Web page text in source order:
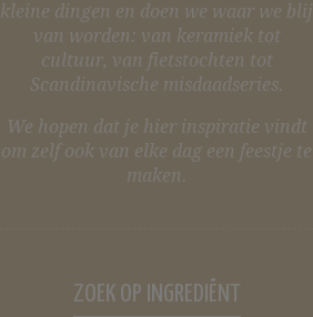
kleine dingen en doen we waar we blij
van worden: van keramiek tot
cultuur, van fietstochten tot
Scandinavische misdaadseries.
We hopen dat je hier inspiratie vindt
om zelf ook van elke dag een feestje te
maken.
ZOEK OP INGREDIËNT